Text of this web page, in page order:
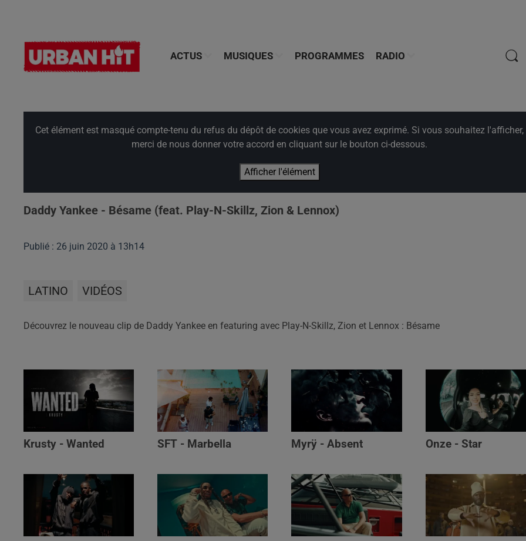
ACTUS MUSIQUES PROGRAMMES RADIO
Cet élément est masqué compte-tenu du refus du dépôt de cookies que vous avez exprimé. Si vous souhaitez l'afficher,
merci de nous donner votre accord en cliquant sur le bouton ci-dessous.
Afficher l'élément
Daddy Yankee - Bésame (feat. Play-N-Skillz, Zion & Lennox)
Publié : 26 juin 2020 à 13h14
LATINO VIDÉOS
Découvrez le nouveau clip de Daddy Yankee en featuring avec Play-N-Skillz, Zion et Lennox : Bésame
Krusty - Wanted SFT - Marbella Myrÿ - Absent Onze - Star